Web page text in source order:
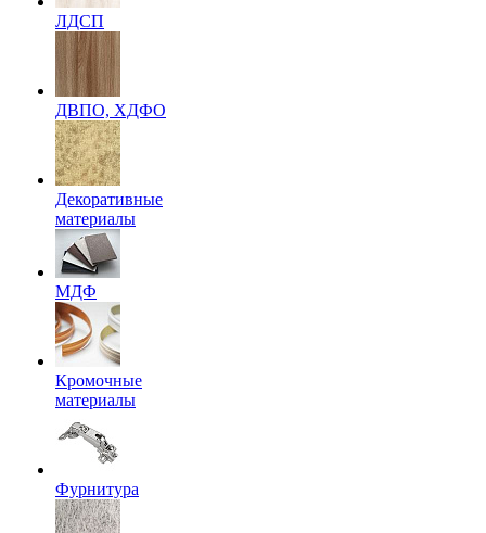
ЛДСП
ДВПО, ХДФО
Декоративные
материалы
МДФ
Кромочные
материалы
Фурнитура